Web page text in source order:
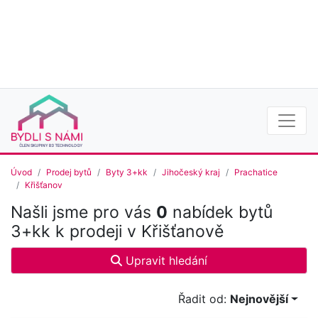
Úvod Prodej bytů Byty 3+kk Jihočeský kraj
Prachatice
Křišťanov
Našli jsme pro vás 0 nabídek bytů
3+kk k prodeji v Křišťanově
Upravit hledání
Řadit od: Nejnovější